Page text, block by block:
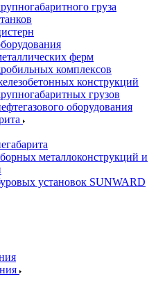
груза
ферм
комплексов
конструкций
грузов
оборудования
металлоконструкций и
установок SUNWARD